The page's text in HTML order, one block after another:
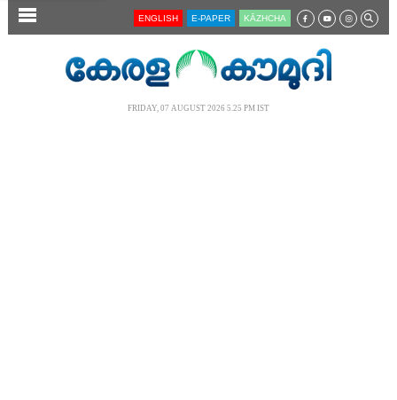
SECTIONS ENGLISH E-PAPER KĀZHCHA
FRIDAY, 07 AUGUST 2026 5.25 PM IST